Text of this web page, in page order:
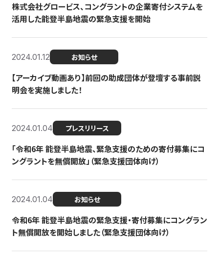
株式会社グロービス、コングラントの企業寄付システムを
活用した能登半島地震の緊急支援を開始
2024.01.12 お知らせ
【アーカイブ動画あり】前回の助成団体が登壇する事前説
明会を実施しました！
2024.01.04 プレスリリース
「令和6年 能登半島地震、緊急支援のための寄付募集にコ
ングラントを無償開放」（緊急支援団体向け）
2024.01.04 お知らせ
令和6年 能登半島地震の緊急支援・寄付募集にコングラン
ト無償開放を開始しました（緊急支援団体向け）